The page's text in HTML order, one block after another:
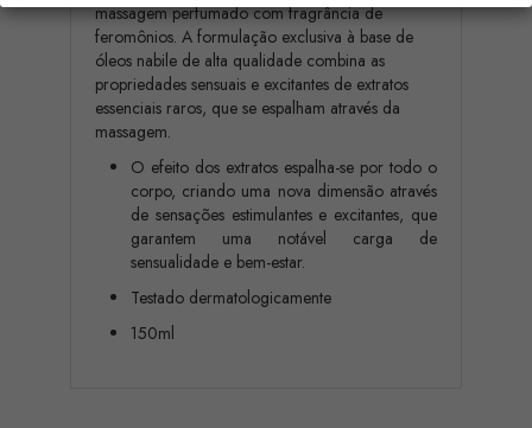
massagem perfumado com fragrância de
feromônios. A formulação exclusiva à base de
óleos nabile de alta qualidade combina as
propriedades sensuais e excitantes de extratos
essenciais raros, que se espalham através da
massagem.
O efeito dos extratos espalha-se por todo o
corpo, criando uma nova dimensão através
de sensações estimulantes e excitantes, que
garantem uma notável carga de
sensualidade e bem-estar.
Testado dermatologicamente
150ml